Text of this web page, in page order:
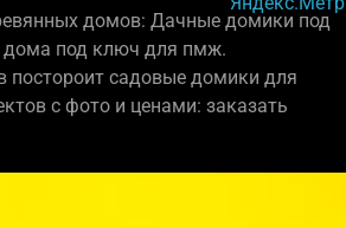
домов: Дачные домики под
дома под ключ для пмж.
постороит садовые домики для
с фото и ценами: заказать